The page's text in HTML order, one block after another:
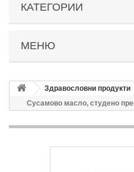
КАТЕГОРИИ
МЕНЮ
Здравословни продукти
Сусамово масло, студено